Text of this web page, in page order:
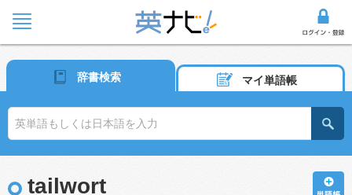
辞書検索 マイ単語帳
tailwort